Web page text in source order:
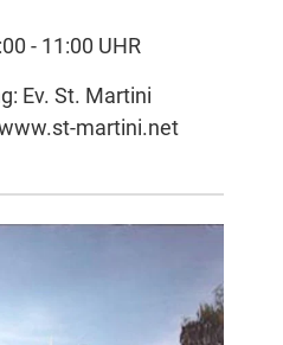
- 11:00 UHR
Ev. St. Martini
martini.net